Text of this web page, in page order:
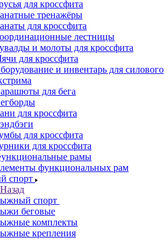
для кроссфита
тренажёры
для кроссфита
лестницы
и молоты для кроссфита
для кроссфита
и инвентарь для силового
для бега
для кроссфита
для кроссфита
для кроссфита
рамы
функциональных рам
спорт
Назад
спорт
беговые
комплекты
крепления